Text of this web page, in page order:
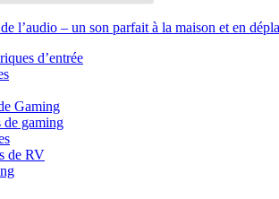
l’audio – un son parfait à la maison et en
d’entrée
Gaming
de gaming
de RV